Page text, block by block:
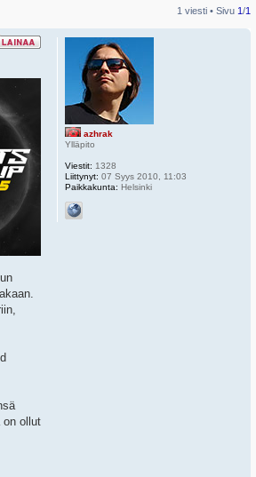
1 viesti • Sivu 1/1
on ollut
azhrak
Ylläpito
Viestit: 1328
Liittynyt: 07 Syys 2010, 11:03
Paikkakunta: Helsinki